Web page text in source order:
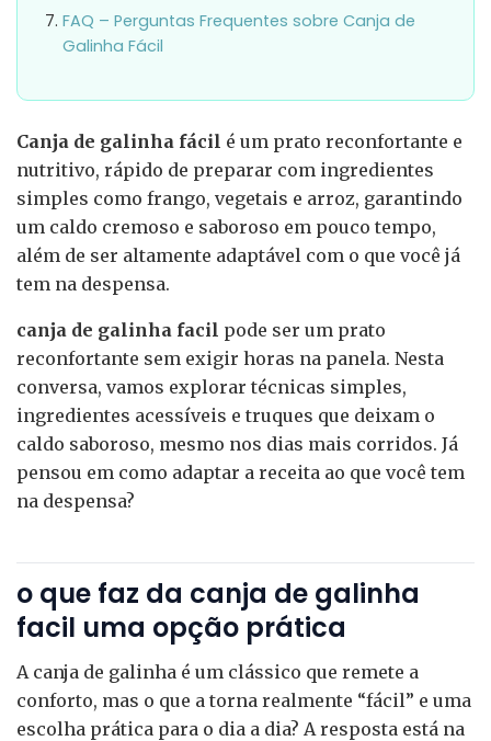
FAQ – Perguntas Frequentes sobre Canja de
Galinha Fácil
Canja de galinha fácil é um prato reconfortante e
nutritivo, rápido de preparar com ingredientes
simples como frango, vegetais e arroz, garantindo
um caldo cremoso e saboroso em pouco tempo,
além de ser altamente adaptável com o que você já
tem na despensa.
canja de galinha facil pode ser um prato
reconfortante sem exigir horas na panela. Nesta
conversa, vamos explorar técnicas simples,
ingredientes acessíveis e truques que deixam o
caldo saboroso, mesmo nos dias mais corridos. Já
pensou em como adaptar a receita ao que você tem
na despensa?
o que faz da canja de galinha
facil uma opção prática
A canja de galinha é um clássico que remete a
conforto, mas o que a torna realmente “fácil” e uma
escolha prática para o dia a dia? A resposta está na